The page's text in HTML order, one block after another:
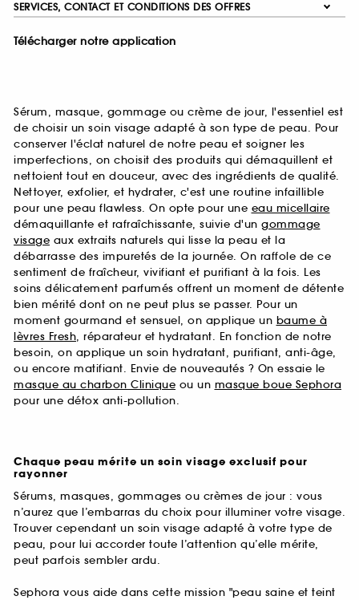
SERVICES, CONTACT ET CONDITIONS DES OFFRES
Télécharger notre application
Sérum, masque, gommage ou crème de jour, l'essentiel est
de choisir un soin visage adapté à son type de peau. Pour
conserver l'éclat naturel de notre peau et soigner les
imperfections, on choisit des produits qui démaquillent et
nettoient tout en douceur, avec des ingrédients de qualité.
Nettoyer, exfolier, et hydrater, c'est une routine infaillible
pour une peau flawless. On opte pour une eau micellaire
démaquillante et rafraîchissante, suivie d'un gommage
visage aux extraits naturels qui lisse la peau et la
débarrasse des impuretés de la journée. On raffole de ce
sentiment de fraîcheur, vivifiant et purifiant à la fois. Les
soins délicatement parfumés offrent un moment de détente
bien mérité dont on ne peut plus se passer. Pour un
moment gourmand et sensuel, on applique un baume à
lèvres Fresh, réparateur et hydratant. En fonction de notre
besoin, on applique un soin hydratant, purifiant, anti-âge,
ou encore matifiant. Envie de nouveautés ? On essaie le
masque au charbon Clinique ou un masque boue Sephora
pour une détox anti-pollution.
Chaque peau mérite un soin visage exclusif pour
rayonner
Sérums, masques, gommages ou crèmes de jour : vous
n’aurez que l’embarras du choix pour illuminer votre visage.
Trouver cependant un soin visage adapté à votre type de
peau, pour lui accorder toute l’attention qu’elle mérite,
peut parfois sembler ardu.
Sephora vous aide dans cette mission "peau saine et teint